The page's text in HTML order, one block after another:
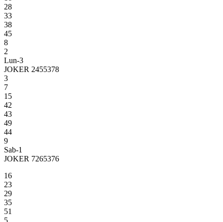
28
33
38
45
8
2
Lun-3
JOKER 2455378
3
7
15
42
43
49
44
9
Sab-1
JOKER 7265376
16
23
29
35
51
5